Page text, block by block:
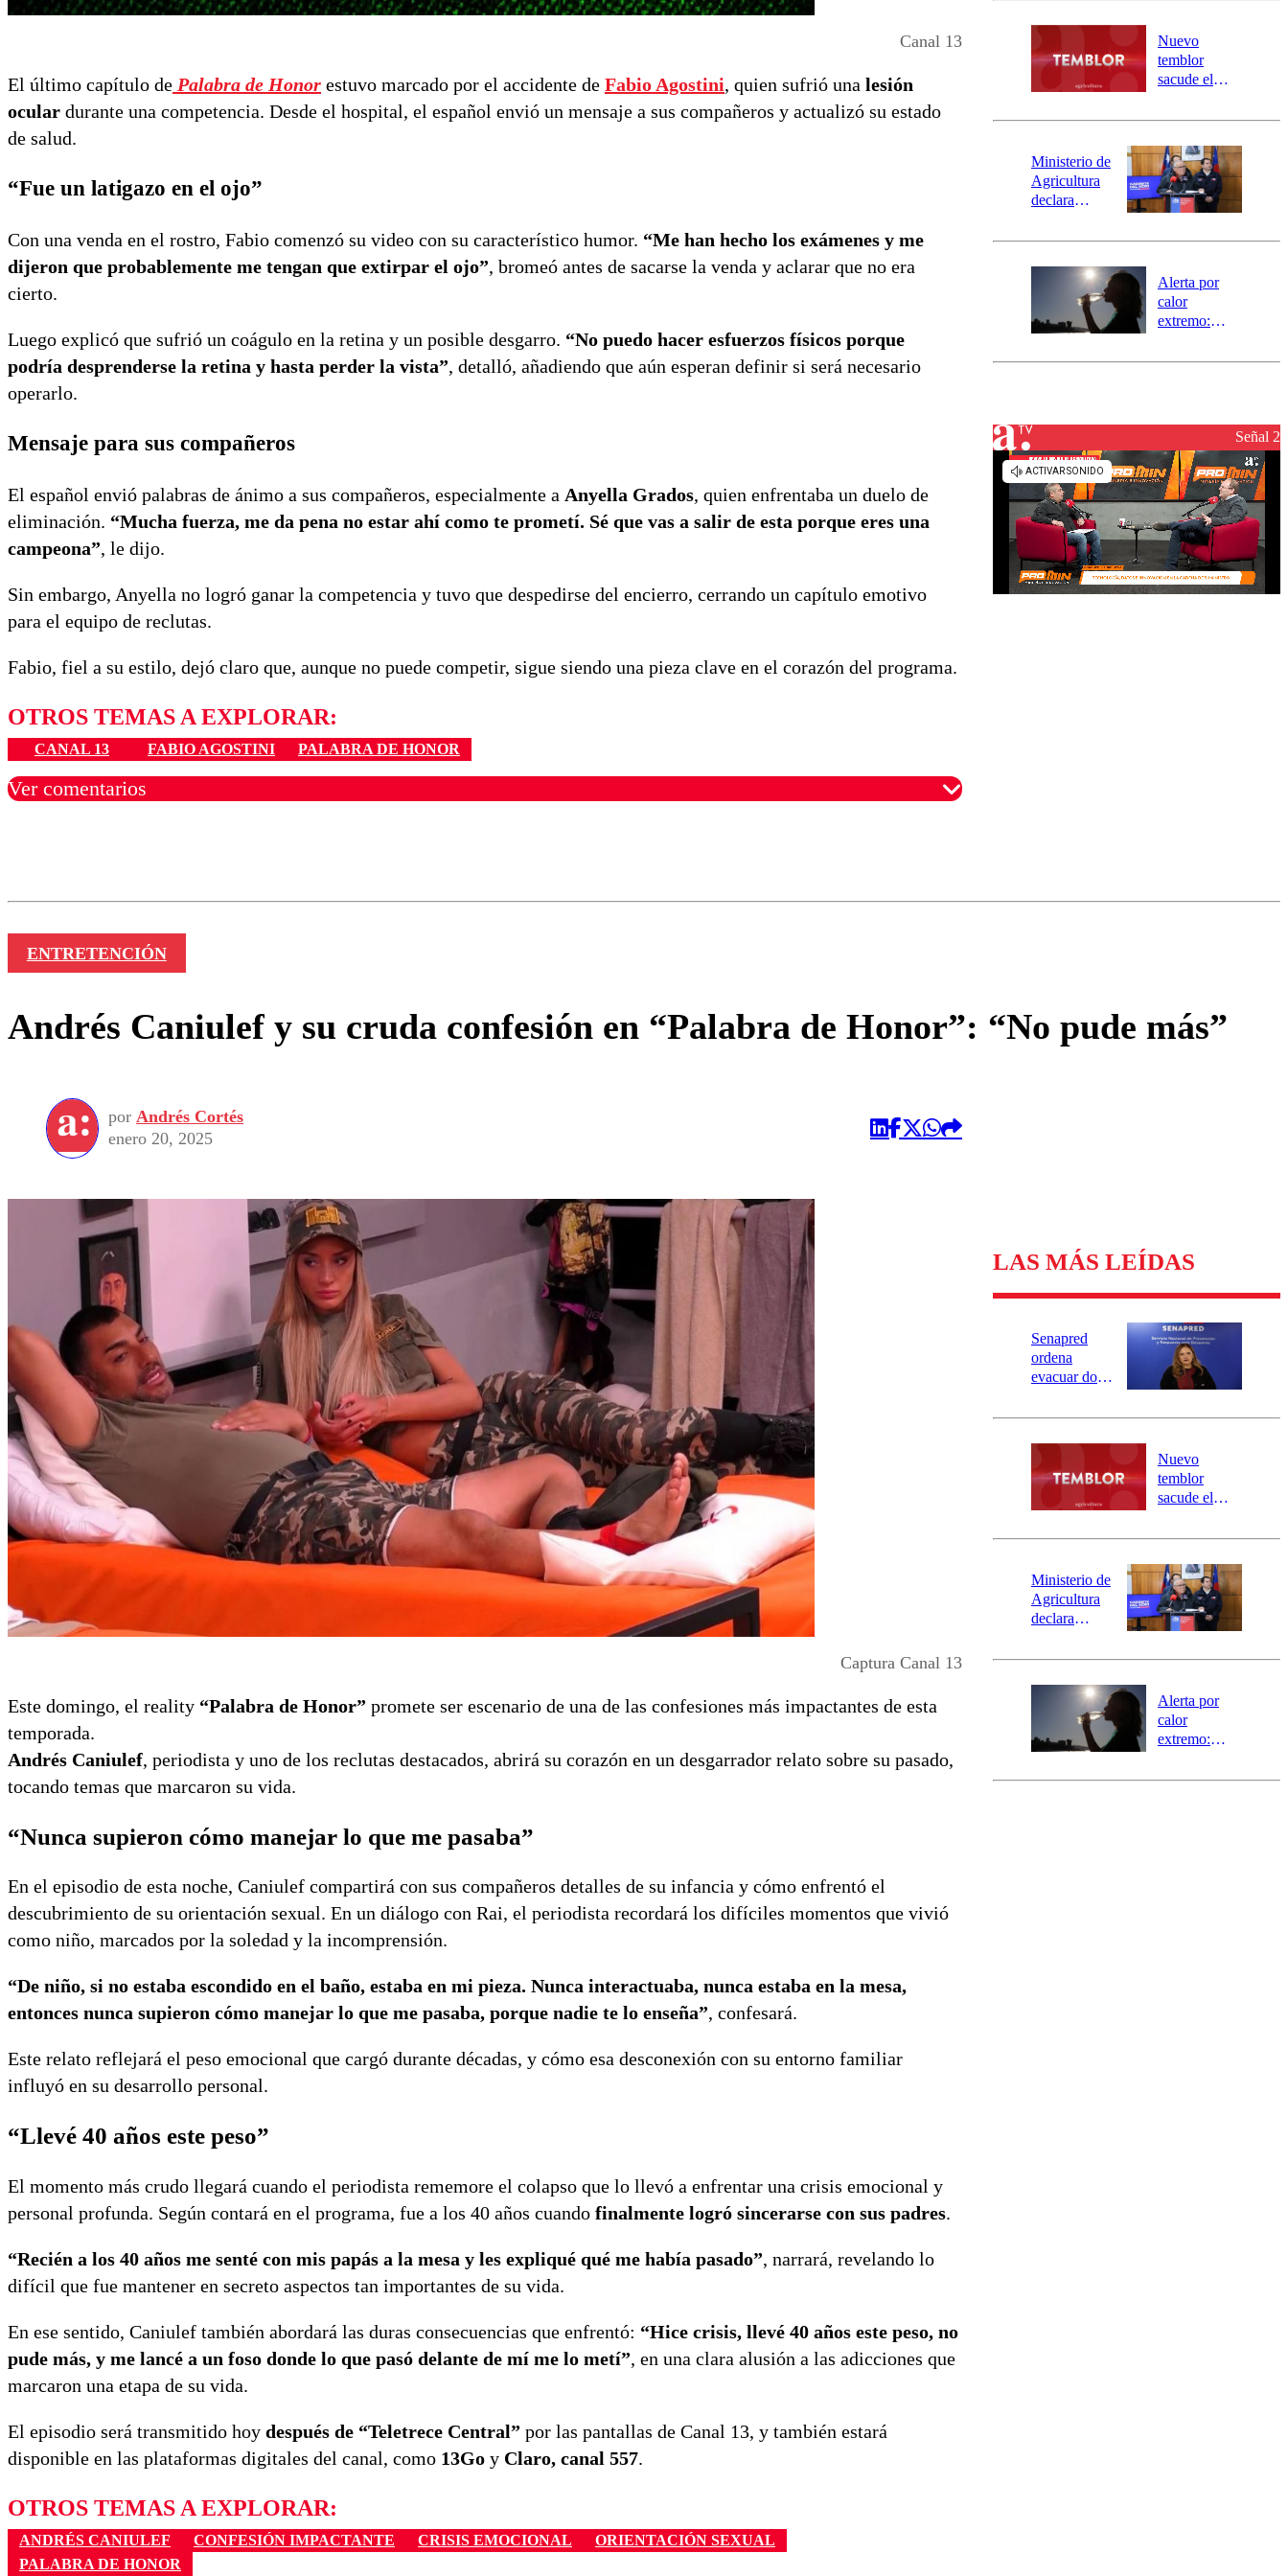
Canal 13
El último capítulo de Palabra de Honor estuvo marcado por el accidente de Fabio Agostini, quien sufrió una lesión
ocular durante una competencia. Desde el hospital, el español envió un mensaje a sus compañeros y actualizó su estado
de salud.
“Fue un latigazo en el ojo”
Con una venda en el rostro, Fabio comenzó su video con su característico humor. “Me han hecho los exámenes y me
dijeron que probablemente me tengan que extirpar el ojo”, bromeó antes de sacarse la venda y aclarar que no era
cierto.
Luego explicó que sufrió un coágulo en la retina y un posible desgarro. “No puedo hacer esfuerzos físicos porque
podría desprenderse la retina y hasta perder la vista”, detalló, añadiendo que aún esperan definir si será necesario
operarlo.
Mensaje para sus compañeros
El español envió palabras de ánimo a sus compañeros, especialmente a Anyella Grados, quien enfrentaba un duelo de
eliminación. “Mucha fuerza, me da pena no estar ahí como te prometí. Sé que vas a salir de esta porque eres una
campeona”, le dijo.
Sin embargo, Anyella no logró ganar la competencia y tuvo que despedirse del encierro, cerrando un capítulo emotivo
para el equipo de reclutas.
Fabio, fiel a su estilo, dejó claro que, aunque no puede competir, sigue siendo una pieza clave en el corazón del programa.
OTROS TEMAS A EXPLORAR:
CANAL 13 FABIO AGOSTINI PALABRA DE HONOR
Ver comentarios
río Damas:
activa
mensajería
SAE
Nuevo
temblor
sacude el
revisa la
epicentro
Ministerio de
Agricultura
declara
agrícola para
Alerta por
calor
extremo:
activa Alerta
Señal 2
ENTRETENCIÓN
Andrés Caniulef y su cruda confesión en “Palabra de Honor”: “No pude más”
por Andrés Cortés
enero 20, 2025
Captura Canal 13
Este domingo, el reality “Palabra de Honor” promete ser escenario de una de las confesiones más impactantes de esta
temporada.
Andrés Caniulef, periodista y uno de los reclutas destacados, abrirá su corazón en un desgarrador relato sobre su pasado,
tocando temas que marcaron su vida.
“Nunca supieron cómo manejar lo que me pasaba”
En el episodio de esta noche, Caniulef compartirá con sus compañeros detalles de su infancia y cómo enfrentó el
descubrimiento de su orientación sexual. En un diálogo con Rai, el periodista recordará los difíciles momentos que vivió
como niño, marcados por la soledad y la incomprensión.
“De niño, si no estaba escondido en el baño, estaba en mi pieza. Nunca interactuaba, nunca estaba en la mesa,
entonces nunca supieron cómo manejar lo que me pasaba, porque nadie te lo enseña”, confesará.
Este relato reflejará el peso emocional que cargó durante décadas, y cómo esa desconexión con su entorno familiar
influyó en su desarrollo personal.
“Llevé 40 años este peso”
El momento más crudo llegará cuando el periodista rememore el colapso que lo llevó a enfrentar una crisis emocional y
personal profunda. Según contará en el programa, fue a los 40 años cuando finalmente logró sincerarse con sus padres.
“Recién a los 40 años me senté con mis papás a la mesa y les expliqué qué me había pasado”, narrará, revelando lo
difícil que fue mantener en secreto aspectos tan importantes de su vida.
En ese sentido, Caniulef también abordará las duras consecuencias que enfrentó: “Hice crisis, llevé 40 años este peso, no
pude más, y me lancé a un foso donde lo que pasó delante de mí me lo metí”, en una clara alusión a las adicciones que
marcaron una etapa de su vida.
El episodio será transmitido hoy después de “Teletrece Central” por las pantallas de Canal 13, y también estará
disponible en las plataformas digitales del canal, como 13Go y Claro, canal 557.
OTROS TEMAS A EXPLORAR:
ANDRÉS CANIULEF CONFESIÓN IMPACTANTE CRISIS EMOCIONAL
ORIENTACIÓN SEXUAL
PALABRA DE HONOR
LAS MÁS LEÍDAS
Senapred
ordena
evacuar dos
Carahue por
río Damas:
activa
mensajería
SAE
Nuevo
temblor
sacude el
revisa la
epicentro
Ministerio de
Agricultura
declara
agrícola para
Alerta por
calor
extremo:
activa Alerta